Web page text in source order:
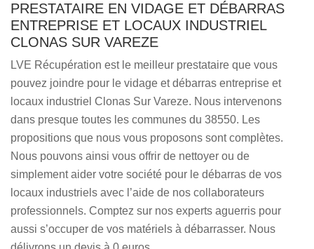
PRESTATAIRE EN VIDAGE ET DÉBARRAS
ENTREPRISE ET LOCAUX INDUSTRIEL
CLONAS SUR VAREZE
LVE Récupération est le meilleur prestataire que vous
pouvez joindre pour le vidage et débarras entreprise et
locaux industriel Clonas Sur Vareze. Nous intervenons
dans presque toutes les communes du 38550. Les
propositions que nous vous proposons sont complètes.
Nous pouvons ainsi vous offrir de nettoyer ou de
simplement aider votre société pour le débarras de vos
locaux industriels avec l’aide de nos collaborateurs
professionnels. Comptez sur nos experts aguerris pour
aussi s’occuper de vos matériels à débarrasser. Nous